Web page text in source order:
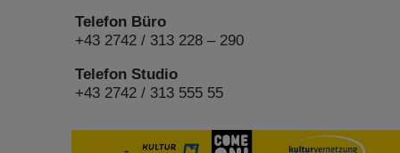
Telefon Büro
+43 2742 / 313 228 – 290
Telefon Studio
+43 2742 / 313 555 55